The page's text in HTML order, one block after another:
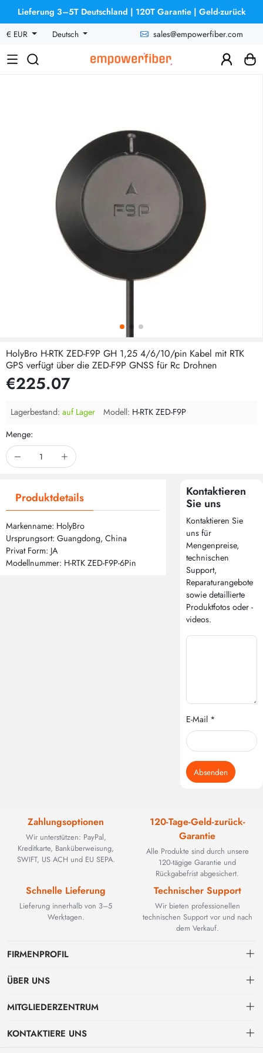
Lieferung 3–5T Deutschland | 120T Garantie | Geld-zurück
€ EUR
Deutsch sales@empowerfiber.com
HolyBro H-RTK ZED-F9P GH 1,25 4/6/10/pin Kabel mit RTK
GPS verfügt über die ZED-F9P GNSS für Rc Drohnen
€225.07
Lagerbestand: auf Lager Modell: H-RTK ZED-F9P
Menge:
Produktdetails
Markenname: HolyBro
Ursprungsort: Guangdong, China
Privat Form: JA
Modellnummer: H-RTK ZED-F9P-6Pin
Kontaktieren
Sie uns
Kontaktieren Sie
uns für
Mengenpreise,
technischen
Support,
Reparaturangebote
sowie detaillierte
Produktfotos oder -
videos.
E-Mail *
Absenden
Zahlungsoptionen
Wir unterstützen: PayPal,
Kreditkarte, Banküberweisung,
SWIFT, US ACH und EU SEPA.
120-Tage-Geld-zurück-
Garantie
Alle Produkte sind durch unsere
120-tägige Garantie und
Rückgabefrist abgesichert.
Schnelle Lieferung
Lieferung innerhalb von 3–5
Werktagen.
Technischer Support
Wir bieten professionellen
technischen Support vor und nach
dem Verkauf.
FIRMENPROFIL
BEYOND TECHNOLOGY INTERNATIONAL LIMITED wurde 2002
Glasfaserlösungen. Mit der Weiterentwicklung industrieller Netzwerke
ÜBER UNS
Kontakt
Zahlungs & Rechnungsbedingungen
MITGLIEDERZENTRUM
persönliches Zentrum
KONTAKTIERE UNS